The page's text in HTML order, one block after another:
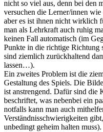
nicht so viel aus, denn bei den
versuchen die Lerner/innen
aber es ist ihnen nicht wirklich
man als Lehrkraft auch ruhig
keinen Fall automatisch (im
Punkte in die richtige Richtung
sind ziemlich zurückhaltend
lassen…).
Ein zweites Problem ist die
Gestaltung des Spiels. Die
ist anstrengend. Dafür sind die
beschriftet, was nebenbei ein
notfalls kann man auch
Verständnisschwierigkeiten
unbedingt geheim halten muss).